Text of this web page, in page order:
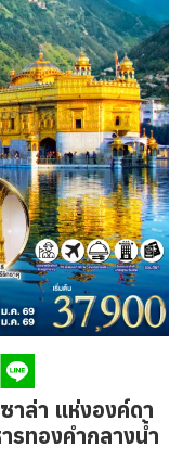
าล่า แห่งองค์ดา
รทองคำกลางน้ำ